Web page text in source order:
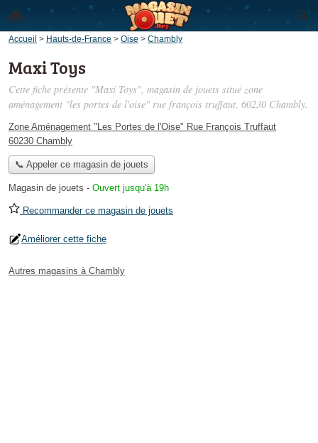
Accueil > Hauts-de-France > Oise > Chambly
Maxi Toys
Cette fiche présente "Maxi Toys", magasin de jouets situé zone
aménagement "les portes de l'oise" rue françois truffaut, 60230 Chambly.
Zone Aménagement "Les Portes de l'Oise" Rue François Truffaut
60230 Chambly
📞 Appeler ce magasin de jouets
Magasin de jouets - Ouvert jusqu'à 19h
Recommander ce magasin de jouets
Améliorer cette fiche
Autres magasins à Chambly